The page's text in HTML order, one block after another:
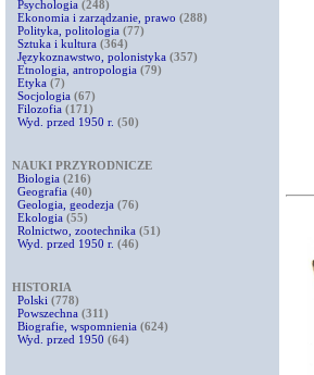
Psychologia (248)
Ekonomia i zarządzanie, prawo (288)
Polityka, politologia (77)
Sztuka i kultura (364)
Językoznawstwo, polonistyka (357)
Etnologia, antropologia (79)
Etyka (7)
Socjologia (67)
Filozofia (171)
Wyd. przed 1950 r. (50)
NAUKI PRZYRODNICZE
Biologia (216)
Geografia (40)
Geologia, geodezja (76)
Ekologia (55)
Rolnictwo, zootechnika (51)
Wyd. przed 1950 r. (46)
HISTORIA
Polski (778)
Powszechna (311)
Biografie, wspomnienia (624)
Wyd. przed 1950 (64)